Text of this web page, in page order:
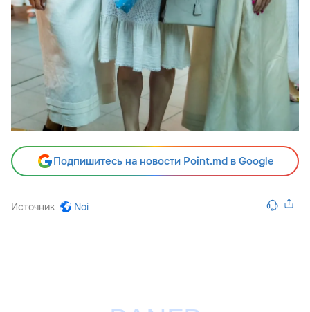
Подпишитесь на новости Point.md в Google
Источник Noi